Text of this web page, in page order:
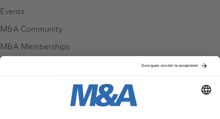
Events
M&A Community
M&A Memberships